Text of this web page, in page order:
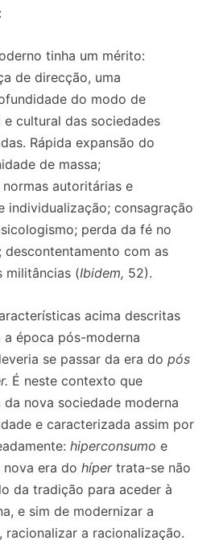
de correio e receba mensalmente
mês transacto, ilustrações e
endereço de email e clique para
de correio e receba mensalmente
mês transacto, ilustrações e
endereço de email e clique para
tinha um mérito:
de direcção, uma
do modo de
cultural das sociedades
Rápida expansão do
de massa;
autoritárias e
individualização; consagração
perda da fé no
com as
militâncias (Ibidem, 52).
acima descritas
época pós-moderna
se passar da era do pós
É neste contexto que
nova sociedade moderna
e caracterizada assim por
hiperconsumo e
nova era do hípertrata-se não
da tradição para aceder à
e sim de modernizar a
racionalizar a racionalização.